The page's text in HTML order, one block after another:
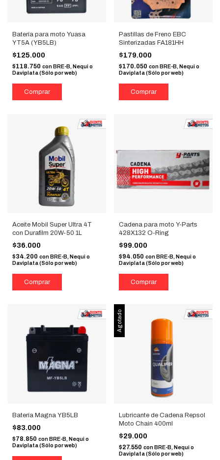
Batería para moto Yuasa
YT5A (YB5LB)
$125.000
$118.750 conBRE-B, Nequi o
Daviplata (Sólo por web)
Pastillas de Freno EBC
Sinterizadas FA181HH
$179.000
$170.050 con BRE-B, Nequi o
Daviplata (Sólo por web)
Aceite Mobil Super Ultra 4T
con Durafilm 20W-50 1L
$36.000
$34.200 con BRE-B, Nequi o
Daviplata (Sólo por web)
Cadena para moto Y-Parts
428X132 O-Ring
$99.000
$94.050 con BRE-B, Nequi o
Daviplata (Sólo por web)
Batería Magna YB5LB
$83.000
$78.850 conBRE-B, Nequi o
Daviplata (Sólo por web)
Agotado
Lubricante de Cadena Repsol
Moto Chain 400ml
$29.000
$27.550 con BRE-B, Nequi o
Daviplata (Sólo por web)